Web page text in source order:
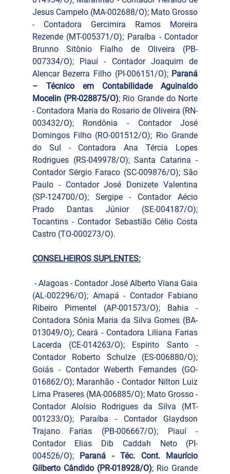
Jesus Campelo (MA-002688/O); Mato Grosso
- Contadora Gercimira Ramos Moreira
Rezende (MT-005371/O); Paraíba - Contador
Brunno Sitônio Fialho de Oliveira (PB-
007334/O); Piauí - Contador Joaquim de
Alencar Bezerra Filho (PI-006151/O); Paraná
– Técnico em Contabilidade Aguinaldo
Mocelin (PR-028875/O); Rio Grande do Norte
- Contadora Maria do Rosario de Oliveira (RN-
003432/O); Rondônia - Contador José
Domingos Filho (RO-001512/O); Rio Grande
do Sul - Contadora Ana Tércia Lopes
Rodrigues (RS-049978/O); Santa Catarina -
Contador Sérgio Faraco (SC-009876/O); São
Paulo - Contador José Donizete Valentina
(SP-124700/O); Sergipe - Contador Aécio
Prado Dantas Júnior (SE-004187/O);
Tocantins - Contador Sebastião Célio Costa
Castro (TO-000273/O).
CONSELHEIROS SUPLENTES:
- Alagoas - Contador José Alberto Viana Gaia
(AL-002296/O); Amapá - Contador Fabiano
Ribeiro Pimentel (AP-001573/O); Bahia -
Contadora Sônia Maria da Silva Gomes (BA-
013049/O); Ceará - Contadora Liliana Farias
Lacerda (CE-014263/O); Espírito Santo -
Contador Roberto Schulze (ES-006880/O);
Goiás - Contador Weberth Fernandes (GO-
016862/O); Maranhão - Contador Nilton Luiz
Lima Praseres (MA-006885/O); Mato Grosso -
Contador Aloísio Rodrigues da Silva (MT-
001233/O); Paraíba - Contador Glaydson
Trajano Farias (PB-006667/O); Piauí -
Contador Elias Dib Caddah Neto (PI-
004526/O);
Paraná - Téc. Cont. Maurício
Gilberto Cândido (PR-018928/O); Rio Grande